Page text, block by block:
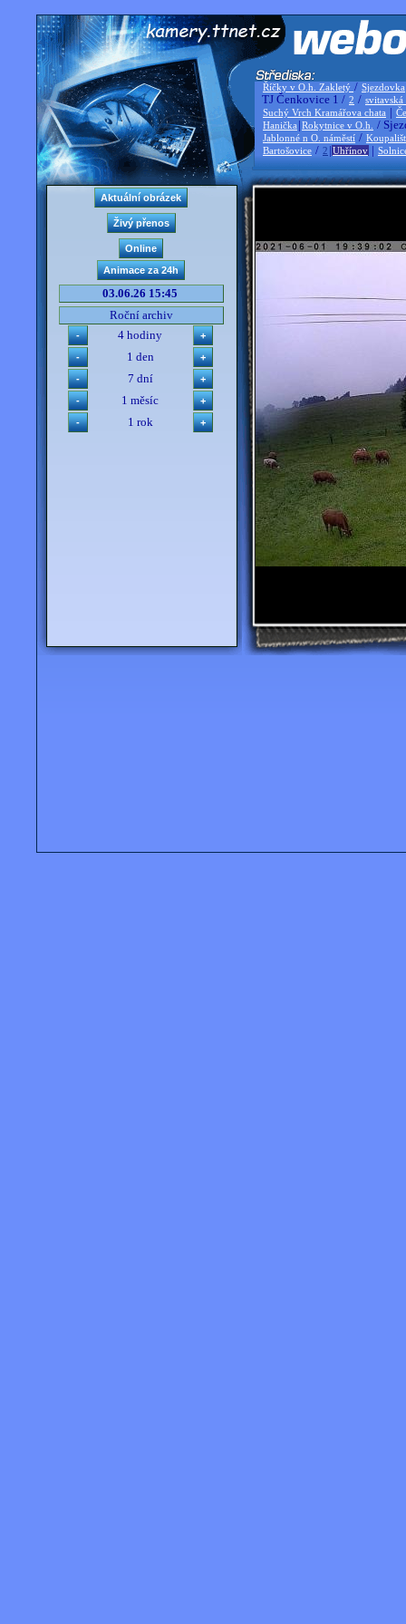
Říčky v O.h. Zakletý / Sjezdovka
TJ Čenkovice 1 / 2 / svitavská
Suchý Vrch Kramářova chata |
Hanička |Rokytnice v O.h. /
Jablonné n O. náměstí /
Bartošovice / 2 |Uhřínov |
03.06.26 15:45
Roční archiv
4 hodiny
1 den
7 dní
1 měsíc
1 rok